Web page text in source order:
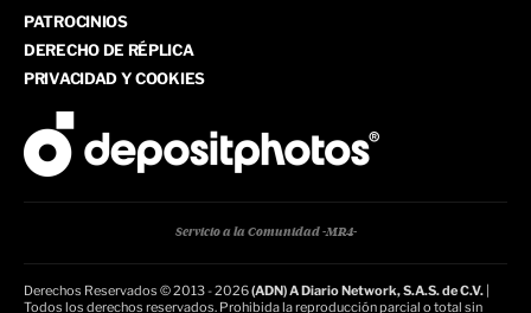
PATROCINIOS
DERECHO DE RÉPLICA
PRIVACIDAD Y COOKIES
Servicio a la Comunidad -MR4-
Derechos Reservados © 2013 - 2026(ADN) A Diario Network, S.A.S. de C.V.
Todos los derechos reservados. Prohibida la reproducción parcial o total sin